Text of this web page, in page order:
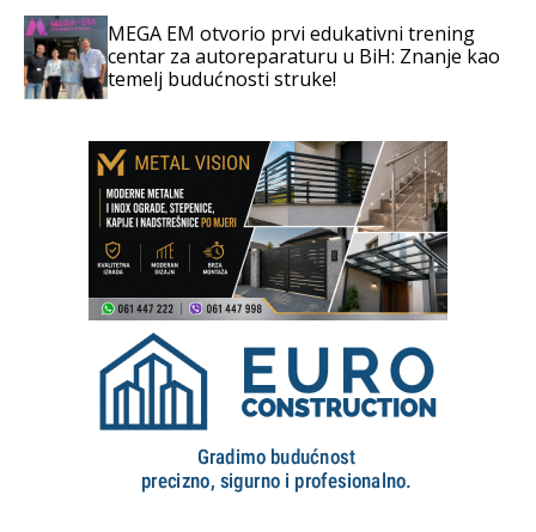
MEGA EM otvorio prvi edukativni trening
centar za autoreparaturu u BiH: Znanje kao
temelj budućnosti struke!